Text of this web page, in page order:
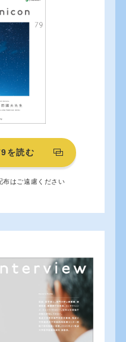
を読む
はご遠慮ください